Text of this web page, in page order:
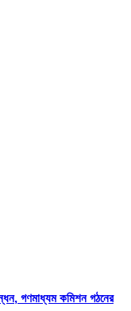
গণমাধ্যম কমিশন গঠনের